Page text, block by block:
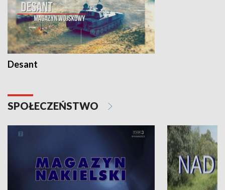
Desant
SPOŁECZEŃSTWO